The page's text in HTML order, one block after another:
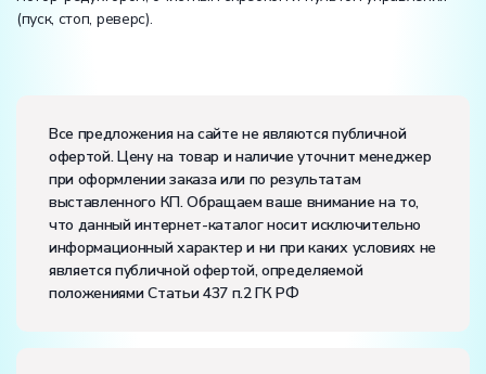
(пуск, стоп, реверс).
Потребляемая мощность, В·А:2000
Электропитание:
напряжение, В:220
частота, Гц:50
Класс защиты от поражения электрическим током:
Диапазон рабочих температур, ˚С:+10…+35
Влажность, %:до 80
Все предложения на сайте не являются публичной
офертой. Цену на товар и наличие уточнит менеджер
при оформлении заказа или по результатам
выставленного КП. Обращаем ваше внимание на то,
что данный интернет-каталог носит исключительно
информационный характер и ни при каких условиях не
является публичной офертой, определяемой
положениями Статьи 437 п.2 ГК РФ